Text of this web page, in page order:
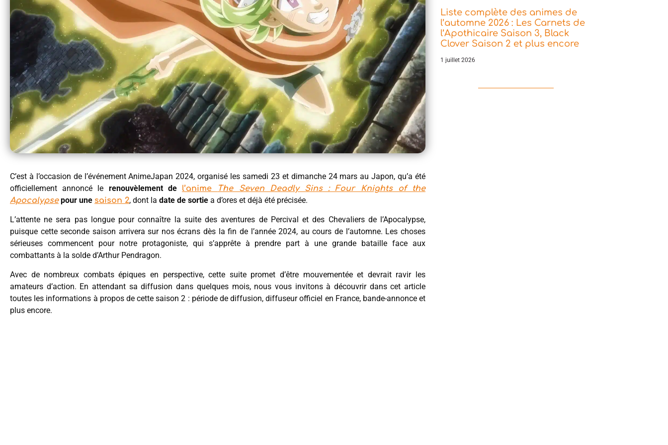
C’est à l’occasion de l’événement AnimeJapan 2024, organisé les samedi 23 et dimanche 24 mars au Japon, qu’a été
officiellement annoncé le renouvèlement de l’anime
The Seven Deadly Sins : Four Knights of the
Apocalypsepour une saison 2, dont la date de sortie a d’ores et déjà été précisée.
L’attente ne sera pas longue pour connaître la suite des aventures de Percival et des Chevaliers de l’Apocalypse,
puisque cette seconde saison arrivera sur nos écrans dès la fin de l’année 2024, au cours de l’automne. Les choses
sérieuses commencent pour notre protagoniste, qui s’apprête à prendre part à une grande bataille face aux
combattants à la solde d’Arthur Pendragon.
Avec de nombreux combats épiques en perspective, cette suite promet d’être mouvementée et devrait ravir les
amateurs d’action. En attendant sa diffusion dans quelques mois, nous vous invitons à découvrir dans cet article
toutes les informations à propos de cette saison 2 : période de diffusion, diffuseur officiel en France, bande-annonce et
plus encore.
Liste complète des animes de
l’automne 2026 : Les Carnets de
l’Apothicaire Saison 3, Black
Clover Saison 2 et plus encore
1 juillet 2026